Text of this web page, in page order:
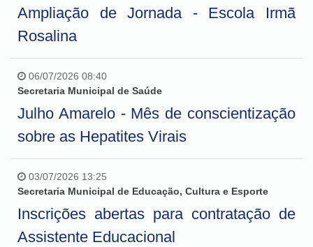
Ampliação de Jornada - Escola Irmã
Rosalina
06/07/2026 08:40
Secretaria Municipal de Saúde
Julho Amarelo - Mês de conscientização
sobre as Hepatites Virais
03/07/2026 13:25
Secretaria Municipal de Educação, Cultura e Esporte
Inscrições abertas para contratação de
Assistente Educacional